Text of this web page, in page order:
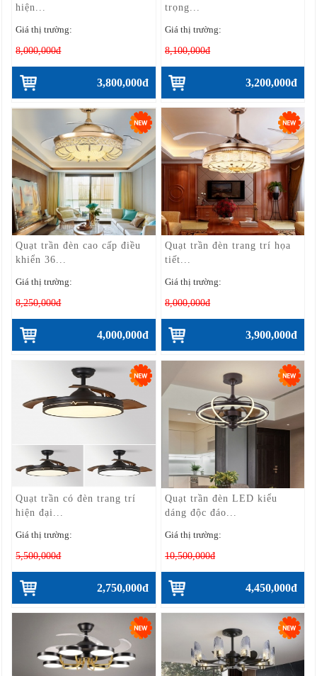
hiện...
Giá thị trường:
8,000,000đ
3,800,000đ
trọng...
Giá thị trường:
8,100,000đ
3,200,000đ
Quạt trần đèn cao cấp điều
khiển 36...
Giá thị trường:
8,250,000đ
4,000,000đ
Quạt trần đèn trang trí họa
tiết...
Giá thị trường:
8,000,000đ
3,900,000đ
Quạt trần có đèn trang trí
hiện đại...
Giá thị trường:
5,500,000đ
2,750,000đ
Quạt trần đèn LED kiểu
dáng độc đáo...
Giá thị trường:
10,500,000đ
4,450,000đ